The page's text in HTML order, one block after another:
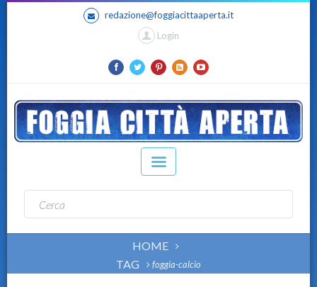
redazione@foggiacittaaperta.it
Login
HOME
TAG
foggia-calcio